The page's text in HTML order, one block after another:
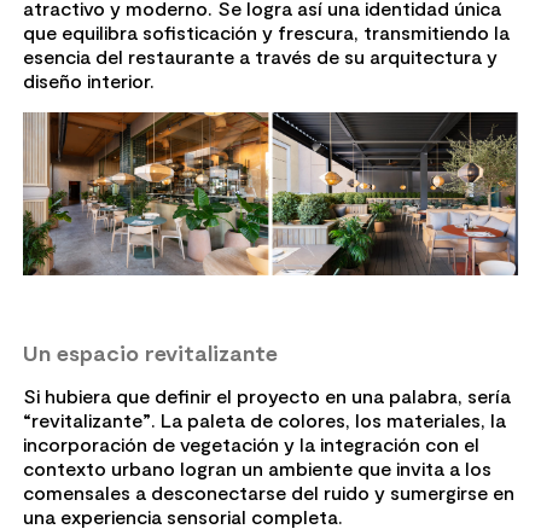
atractivo y moderno. Se logra así una identidad única
que equilibra sofisticación y frescura, transmitiendo la
esencia del restaurante a través de su arquitectura y
diseño interior.
Un espacio revitalizante
Si hubiera que definir el proyecto en una palabra, sería
“revitalizante”. La paleta de colores, los materiales, la
incorporación de vegetación y la integración con el
contexto urbano logran un ambiente que invita a los
comensales a desconectarse del ruido y sumergirse en
una experiencia sensorial completa.